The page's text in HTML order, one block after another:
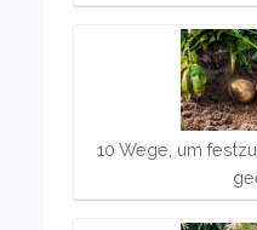
10 Wege, um